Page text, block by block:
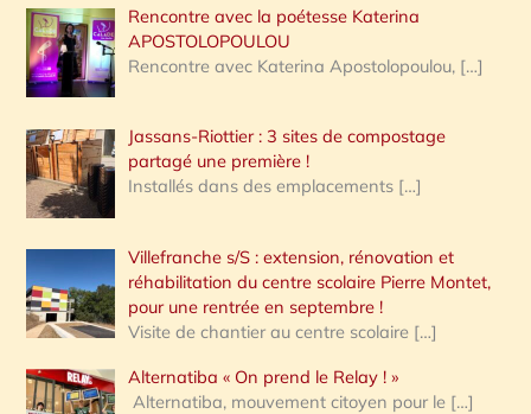
Rencontre avec la poétesse Katerina
APOSTOLOPOULOU
Rencontre avec Katerina Apostolopoulou, […]
Jassans-Riottier : 3 sites de compostage
partagé une première !
Installés dans des emplacements […]
Villefranche s/S : extension, rénovation et
réhabilitation du centre scolaire Pierre Montet,
pour une rentrée en septembre !
Visite de chantier au centre scolaire […]
Alternatiba « On prend le Relay ! »
Alternatiba, mouvement citoyen pour le […]